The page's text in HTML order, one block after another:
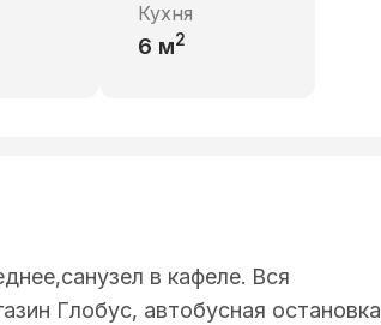
Кухня
6 м2
в кафеле. Вся
Глобус, автобусная остановка